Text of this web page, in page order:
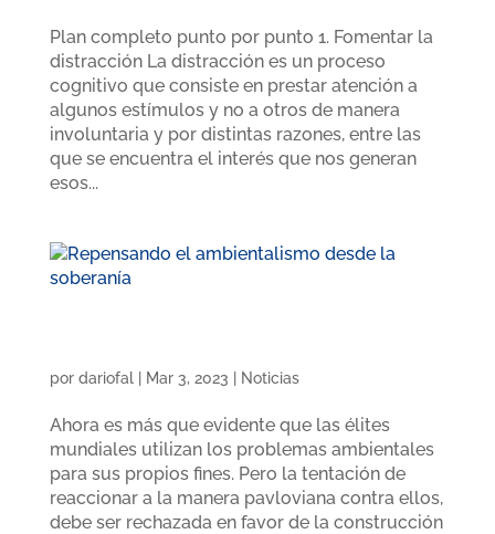
Plan completo punto por punto 1. Fomentar la
distracción La distracción es un proceso
cognitivo que consiste en prestar atención a
algunos estímulos y no a otros de manera
involuntaria y por distintas razones, entre las
que se encuentra el interés que nos generan
esos...
por dariofal| Mar 3, 2023 Noticias
Ahora es más que evidente que las élites
mundiales utilizan los problemas ambientales
para sus propios fines. Pero la tentación de
reaccionar a la manera pavloviana contra ellos,
debe ser rechazada en favor de la construcción